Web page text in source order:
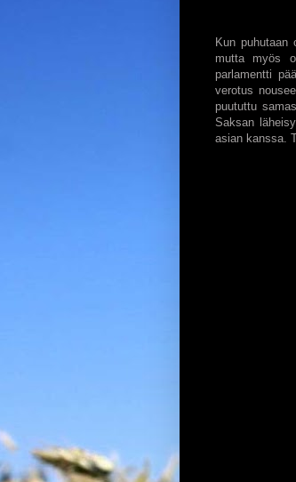
Kun puhutaan
mutta myös
parlamentti
verotus
puututtu
Saksan
asian kanssa.